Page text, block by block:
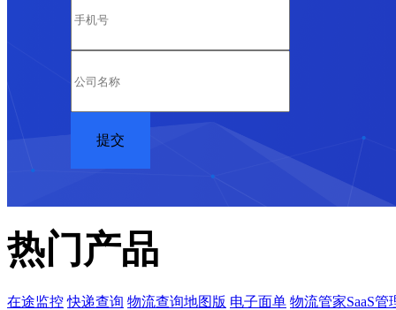
热门产品
在途监控 快递查询 物流查询地图版 电子面单 物流管家SaaS管